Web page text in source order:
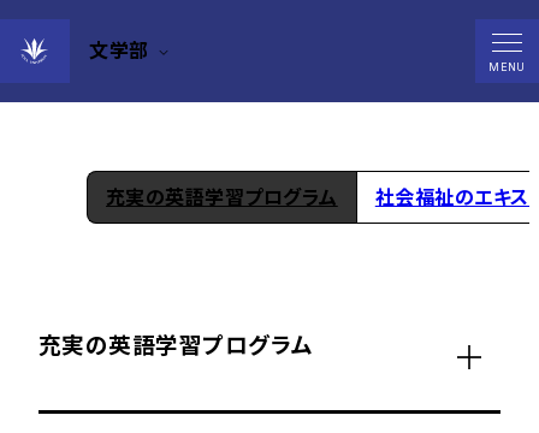
文学部
MENU
学部の特長
充実の英語学習プログラム 社会福祉のエキス
充実の英語学習プログラム